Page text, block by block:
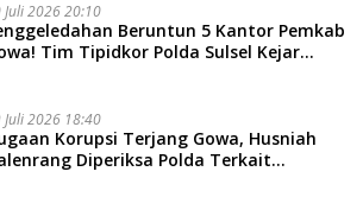
Juli 2026 20:10
Beruntun 5 Kantor Pemkab
Tim Tipidkor Polda Sulsel Kejar
Juli 2026 18:40
Korupsi Terjang Gowa, Husniah
Diperiksa Polda Terkait